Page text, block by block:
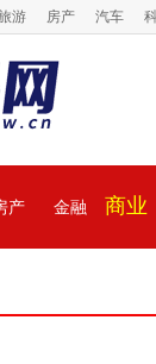
游 房产 汽车
产 金融 商业